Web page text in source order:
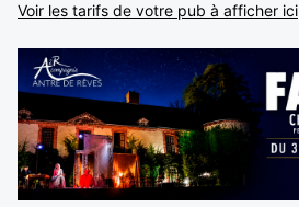
Voir les tarifs de votre pub à afficher ici